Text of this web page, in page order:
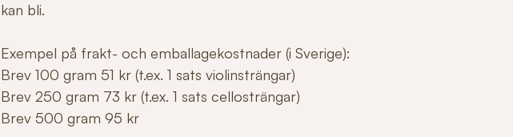
kan bli.
Exempel på frakt- och emballagekostnader (i Sverige):
Brev 100 gram 51 kr (t.ex. 1 sats violinsträngar)
Brev 250 gram 73 kr (t.ex. 1 sats cellosträngar)
Brev 500 gram 95 kr